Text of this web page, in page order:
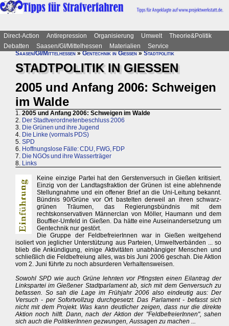
Direct-Action Antirepression Organisierung Umwelt
Theorie&Politik
Debatten
Saasen/GI/Mittelhessen Materialien
Service
Saasen/GI/Mittelhessen»Gentechnik in Gießen»Stadtpolitik
STADTPOLITIK IN GIESSEN
2005 und Anfang 2006: Schweigen
im Walde
1. 2005 und Anfang 2006: Schweigen im Walde
2. Der Stadtverordnetenbeschluss 2006
3. Die Grünen und ihre Jugend
4. Die Linke (vormals PDS)
5. SPD
6. Hoffnungslose Fälle: CDU, FWG, FDP
7. Die NGOs und ihre Wasserträger
8. Links
Keine einzige Partei hat den Gerstenversuch in Gießen kritisiert.
Einzig von der Landtagsfraktion der Grünen ist eine ablehnende
Stellungnahme und ein offener Brief an die Uni-Leitung bekannt.
Bündnis 90/Grüne vor Ort bastelten derweil an ihren schwarz-
grünen Träumen, das Regierungsbündnis mit dem
rechtskonservativen Männerclan von Möller, Haumann und dem
Bouffier-Umfeld in Gießen. Da hätte eine Auseinandersetzung um
Gentechnik nur gestört.
Die Gruppe der FeldbefreierInnen war in Gießen weitgehend
isoliert von jeglicher Unterstützung aus Parteien, Umweltverbänden ... so
blieb die Ankündigung, einige Aktivitäten unabhängiger Menschen und
schließlich die Feldbefreiung alles, was bis Juni 2006 geschah. Die Aktion
vom 2. Juni führte zu noch absurderen Verhaltensweisen.
Sowohl SPD wie auch Grüne lehnten vor Pfingsten einen Eilantrag der
Linkspartei im Gießener Stadtparlament ab, sich mit dem Genversuch zu
befassen. So sah die Lage im Frühjahr 2006 also eindeutig aus: Der
Versuch - per Sofortvollzug durchgesetzt. Das Parlament - befasst sich
nicht mit dem Projekt. Was kann deutlicher zeigen, dass nur die direkte
Aktion noch hilft. Dann, nach der Aktion der "FeldbefreierInnen", sahen
sich auch die PolitikerInnen gezwungen, Aussagen zu machen ...